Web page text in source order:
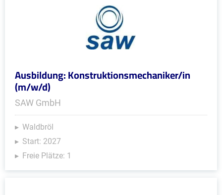
Ausbildung: Konstruktionsmechaniker/in
(m/w/d)
SAW GmbH
Waldbröl
Start: 2027
Freie Plätze: 1